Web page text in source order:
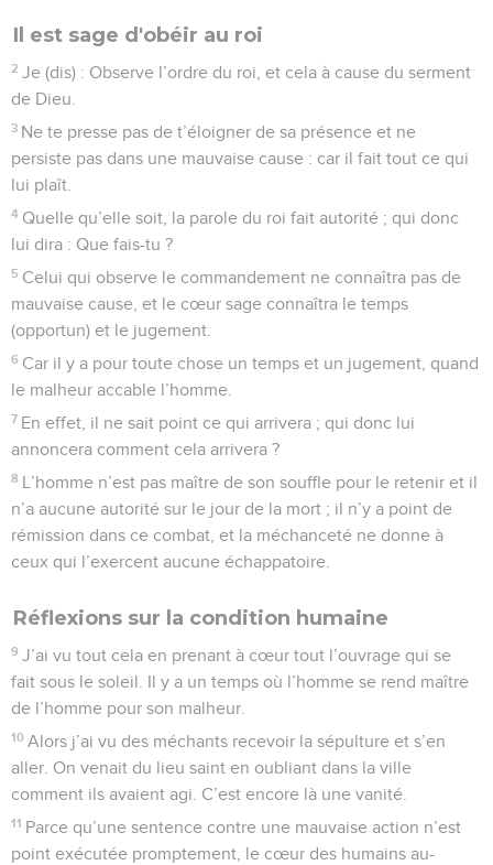
Il est sage d'obéir au roi
2 Je (dis) : Observe l’ordre du roi, et cela à cause du serment
de Dieu.
3 Ne te presse pas de t’éloigner de sa présence et ne
persiste pas dans une mauvaise cause : car il fait tout ce qui
lui plaît.
4 Quelle qu’elle soit, la parole du roi fait autorité ; qui donc
lui dira : Que fais-tu ?
5 Celui qui observe le commandement ne connaîtra pas de
mauvaise cause, et le cœur sage connaîtra le temps
(opportun) et le jugement.
6 Car il y a pour toute chose un temps et un jugement, quand
le malheur accable l’homme.
7 En effet, il ne sait point ce qui arrivera ; qui donc lui
annoncera comment cela arrivera ?
8 L’homme n’est pas maître de son souffle pour le retenir et il
n’a aucune autorité sur le jour de la mort ; il n’y a point de
rémission dans ce combat, et la méchanceté ne donne à
ceux qui l’exercent aucune échappatoire.
Réflexions sur la condition humaine
9 J’ai vu tout cela en prenant à cœur tout l’ouvrage qui se
fait sous le soleil. Il y a un temps où l’homme se rend maître
de l’homme pour son malheur.
10 Alors j’ai vu des méchants recevoir la sépulture et s’en
aller. On venait du lieu saint en oubliant dans la ville
comment ils avaient agi. C’est encore là une vanité.
11 Parce qu’une sentence contre une mauvaise action n’est
point exécutée promptement, le cœur des humains au-